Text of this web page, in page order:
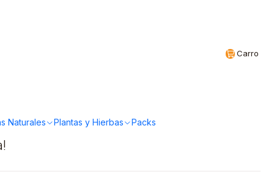
Carro
Naturales Plantas y Hierbas Packs
BrushPanda